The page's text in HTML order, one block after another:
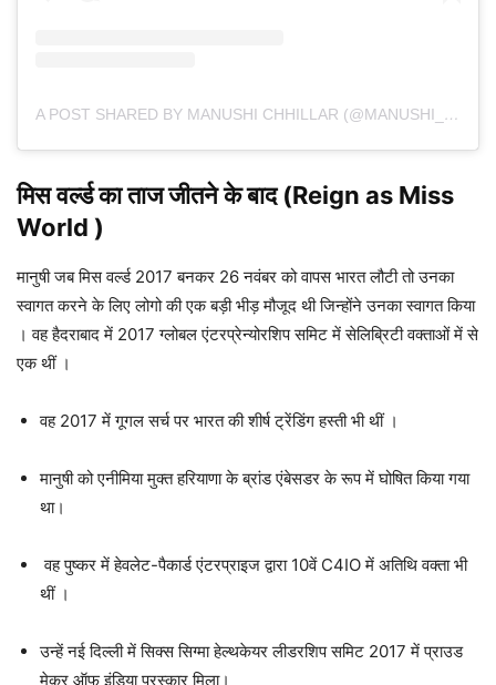
A POST SHARED BY MANUSHI CHHILLAR (@MANUSHI_CHHILLAR)
मिस वर्ल्ड का ताज जीतने के बाद (Reign as Miss
World )
मानुषी जब मिस वर्ल्ड 2017 बनकर 26 नवंबर को वापस भारत लौटी तो उनका
स्वागत करने के लिए लोगो की एक बड़ी भीड़ मौजूद थी जिन्होंने उनका स्वागत किया
। वह हैदराबाद में 2017 ग्लोबल एंटरप्रेन्योरशिप समिट में सेलिब्रिटी वक्ताओं में से
एक थीं ।
वह 2017 में गूगल सर्च पर भारत की शीर्ष ट्रेंडिंग हस्ती भी थीं ।
मानुषी को एनीमिया मुक्त हरियाणा के ब्रांड एंबेसडर के रूप में घोषित किया गया
था।
वह पुष्कर में हेवलेट-पैकार्ड एंटरप्राइज द्वारा 10वें C4IO में अतिथि वक्ता भी
थीं ।
उन्हें नई दिल्ली में सिक्स सिग्मा हेल्थकेयर लीडरशिप समिट 2017 में प्राउड
मेकर ऑफ इंडिया पुरस्कार मिला।